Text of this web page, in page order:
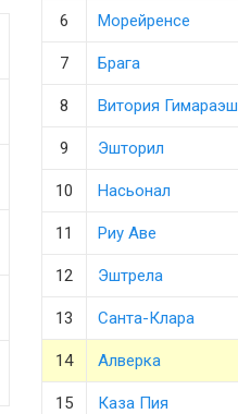
6 Морейренсе
7 Брага
8 Витория Гимараэш
9 Эшторил
10 Насьонал
11 Риу Аве
12 Эштрела
13 Санта-Клара
14 Алверка
15 Каза Пия